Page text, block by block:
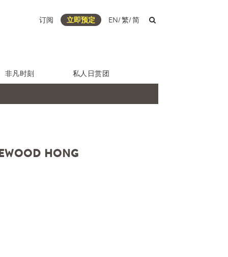
订阅 立即预定 EN/繁/简
非凡时刻 私人日赏团
HONG